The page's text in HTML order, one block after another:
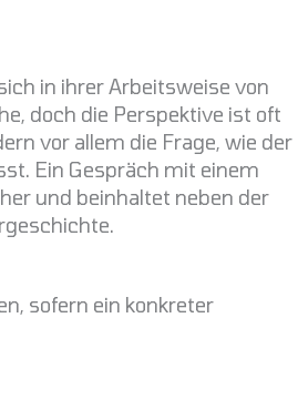
in ihrer Arbeitsweise von
doch die Perspektive ist oft
vor allem die Frage, wie der
Ein Gespräch mit einem
und beinhaltet neben der
sofern ein konkreter